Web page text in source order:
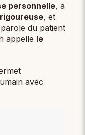
personnelle, a
, et
du patient
appelle le
avec